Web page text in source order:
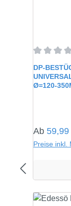
DP-
Ø=120-
Ab 59,99
Preise inkl.